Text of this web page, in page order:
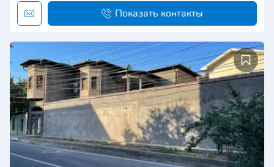
Показать контакты